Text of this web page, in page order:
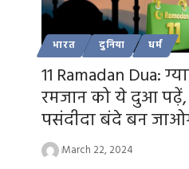
भारत दुनिया धर्म
11 Ramadan Dua:
रमजान को ये दुआ
पसंदीदा बंदे बन
March 22, 2024